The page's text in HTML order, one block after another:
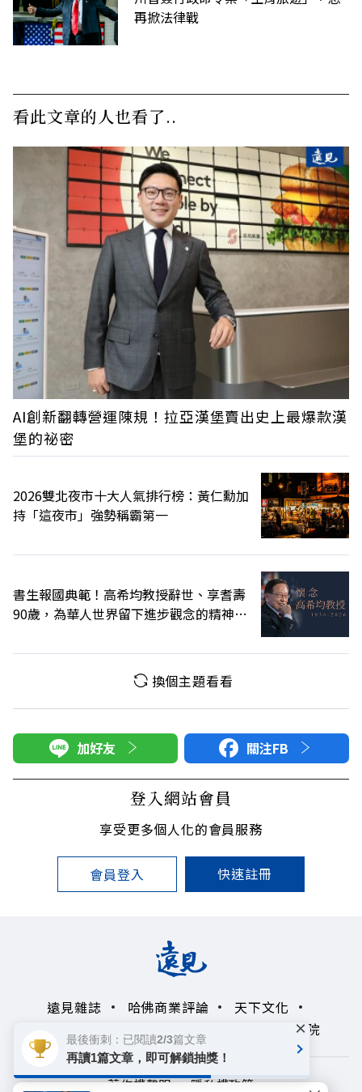
再掀法律戰
看此文章的人也看了..
AI創新翻轉營運陳規！拉亞漢堡賣出史上最爆款漢
堡的祕密
2026雙北夜市十大人氣排行榜：黃仁勳加
持「這夜市」強勢稱霸第一
書生報國典範！高希均教授辭世、享耆壽
90歲，為華人世界留下進步觀念的精神遺
換個主題看看
加好友 關注FB
登入網站會員
享受更多個人化的會員服務
會員登入 快速註冊
遠見雜誌 哈佛商業評論
天下文化
未來親子學習平台
50+ 領導影響力學院
著作權聲明 隱私權政策
最後衝刺：已閱讀2/3篇文章
再讀1篇文章，即可解鎖抽獎！
×